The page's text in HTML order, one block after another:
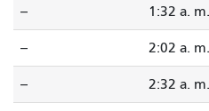
-- 1:32 a. m.
-- 2:02 a. m.
-- 2:32 a. m.